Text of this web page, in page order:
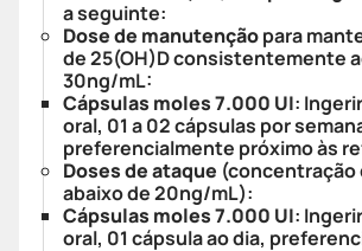
a seguinte:
Dose de manutençãopara
de 25(OH)D consistentemente
30ng/mL:
Cápsulas moles 7.000 UI:
oral, 01 a 02 cápsulas por
preferencialmente próximo às
Doses de ataque (concentração
abaixo de 20ng/mL):
Cápsulas moles 7.000 UI:
oral, 01 cápsula ao dia,